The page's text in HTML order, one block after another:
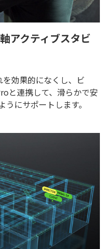
アクティブスタビ
効果的になくし、ビ
と連携して、滑らかで安
にサポートします。